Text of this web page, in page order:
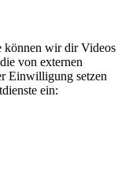
können wir dir Videos
von externen
Einwilligung setzen
ein: